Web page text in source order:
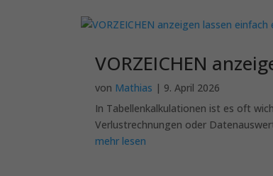
VORZEICHEN
von Mathias | 9. April 2026
In Tabellenkalkulationen ist es oft
Verlustrechnungen oder
mehr lesen